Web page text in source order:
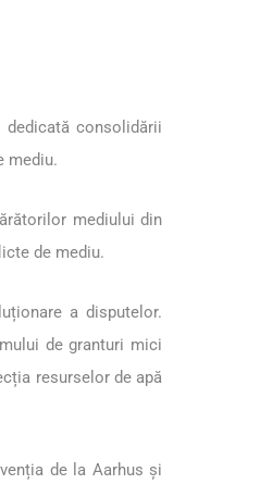
consolidării
mediu.
mediului din
de mediu.
a disputelor.
de granturi mici
resurselor de apă
de la Aarhus și